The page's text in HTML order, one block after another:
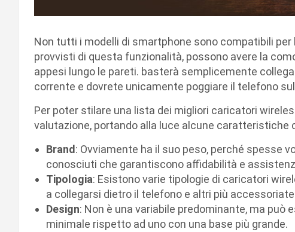
Non tutti i modelli di smartphone sono compatibili
provvisti di questa funzionalità, possono avere la
appesi lungo le pareti. basterà semplicemente
corrente e dovrete unicamente poggiare il telefono
Per poter stilare una lista dei migliori caricatori
valutazione, portando alla luce alcune caratteristiche
Brand: Ovviamente ha il suo peso, perché spesse
conosciuti che garantiscono affidabilità e
Tipologia: Esistono varie tipologie di caricatori
a collegarsi dietro il telefono e altri più
Design: Non è una variabile predominante, ma
minimale rispetto ad uno con una base più grande.